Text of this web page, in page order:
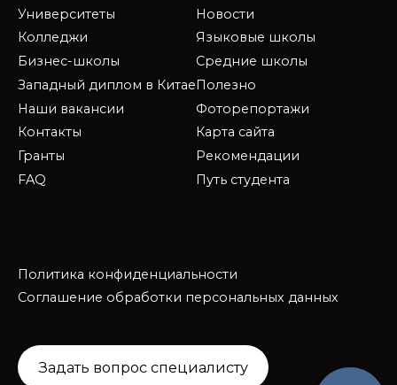
Университеты
Колледжи
Бизнес-школы
Западный диплом в Китае
Наши вакансии
Контакты
Гранты
FAQ
Новости
Языковые школы
Средние школы
Полезно
Фоторепортажи
Карта сайта
Рекомендации
Путь студента
Политика конфиденциальности
Соглашение обработки персональных данных
Задать вопрос специалисту